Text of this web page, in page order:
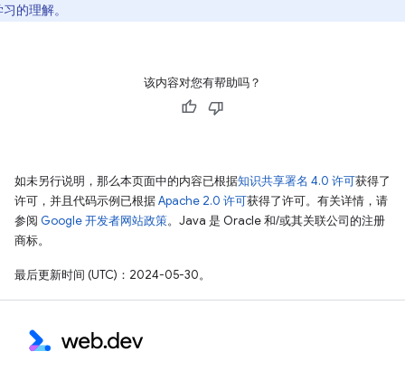
的理解。
该内容对您有帮助吗？
如未另行说明，那么本页面中的内容已根据知识共享署名 4.0 许可获得了
许可，并且代码示例已根据Apache 2.0 许可获得了许可。有关详情，请
参阅 Google 开发者网站政策。Java 是 Oracle 和/或其关联公司的注册
商标。
最后更新时间 (UTC)：2024-05-30。